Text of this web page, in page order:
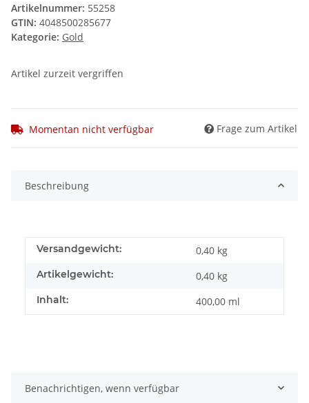
Artikelnummer: 55258
GTIN: 4048500285677
Kategorie: Gold
Artikel zurzeit vergriffen
Momentan nicht verfügbar Frage zum Artikel
Beschreibung
Versandgewicht: 0,40 kg
Artikelgewicht: 0,40 kg
Inhalt: 400,00 ml
Benachrichtigen, wenn verfügbar